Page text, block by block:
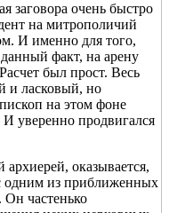
заговора очень быстро
на митрополичий
И именно для того,
факт, на арену
был прост. Весь
и ласковый, но
на этом фоне
уверенно продвигался
оказывается,
одним из приближенных
Он частенько